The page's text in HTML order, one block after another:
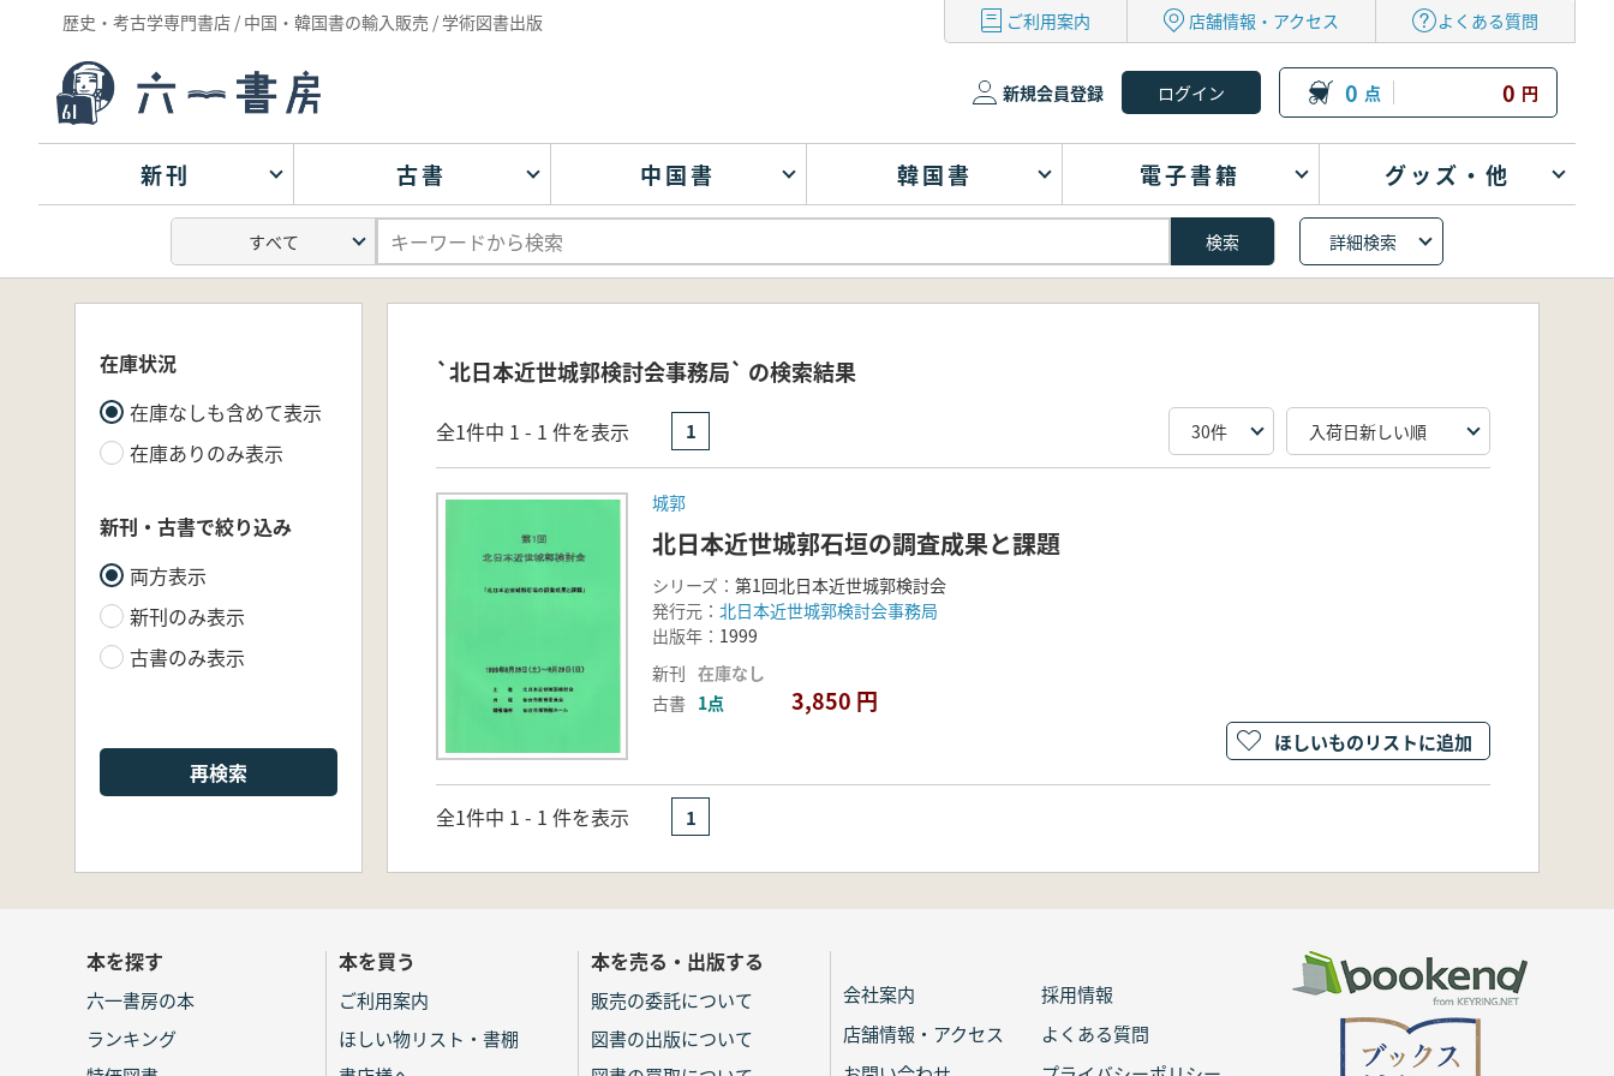
歴史・考古学専門書店 / 中国・韓国書の輸入販売 / 学術図書出版 ご利用案内 店舗情報・アクセス よくある質問
新規会員登録 0 点 0 円
新刊 古書 中国書 韓国書 電子書籍 グッズ・他
詳細検索
在庫状況
在庫なしも含めて表示
在庫ありのみ表示
新刊・古書で絞り込み
両方表示
新刊のみ表示
古書のみ表示
再検索
`北日本近世城郭検討会事務局` の検索結果
全1件中 1 - 1 件を表示 1
城郭
北日本近世城郭石垣の調査成果と課題
シリーズ： 第1回北日本近世城郭検討会
発行元： 北日本近世城郭検討会事務局
出版年： 1999
新刊 在庫なし
古書 1点 3,850 円
ほしいものリストに追加
全1件中 1 - 1 件を表示 1
本を探す
六一書房の本
ランキング
本を買う
ご利用案内
ほしい物リスト・書棚
本を売る・出版する
販売の委託について
図書の出版について
会社案内
採用情報
店舗情報・アクセス
よくある質問